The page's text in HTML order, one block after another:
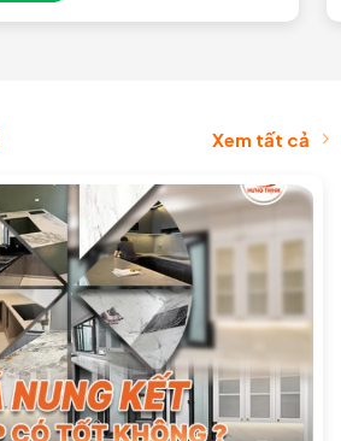
Xem tất cả